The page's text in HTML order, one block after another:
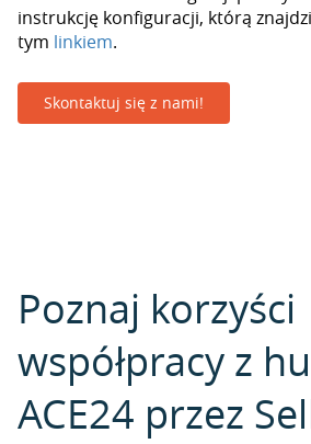
instrukcję konfiguracji, którą
tym linkiem.
Skontaktuj się z nami!
Poznaj korzyści
współpracy z
ACE24 przez